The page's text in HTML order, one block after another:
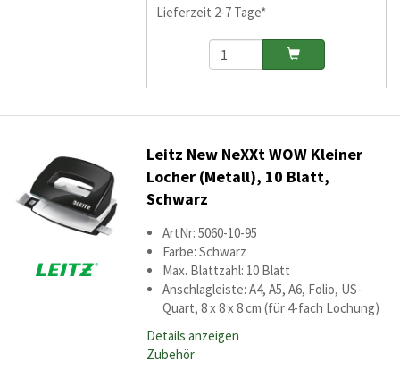
Lieferzeit 2-7 Tage*
Leitz New NeXXt WOW Kleiner
Locher (Metall), 10 Blatt,
Schwarz
ArtNr: 5060-10-95
Farbe: Schwarz
Max. Blattzahl: 10 Blatt
Anschlagleiste: A4, A5, A6, Folio, US-
Quart, 8 x 8 x 8 cm (für 4-fach Lochung)
Details anzeigen
Zubehör